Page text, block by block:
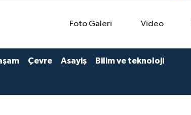
Foto Galeri Video
Çevre Asayiş Bilim ve teknoloji